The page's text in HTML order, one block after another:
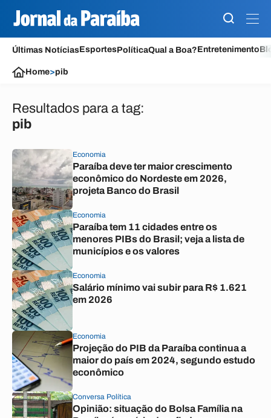
Últimas NotíciasEsportesPolíticaQual a Boa?Entretenimento
Home>pib
Resultados para a tag:
pib
Economia
Paraíba deve ter maior crescimento
econômico do Nordeste em 2026,
projeta Banco do Brasil
Economia
Paraíba tem 11 cidades entre os
menores PIBs do Brasil; veja a lista de
municípios e os valores
Economia
Salário mínimo vai subir para R$ 1.621
em 2026
Economia
Projeção do PIB da Paraíba continua a
maior do país em 2024, segundo estudo
econômico
Conversa Política
Opinião: situação do Bolsa Família na